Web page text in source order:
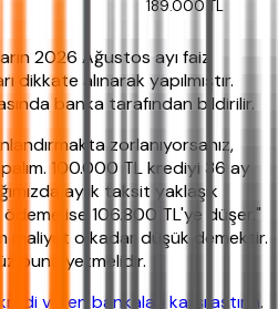
189.000 TL
2026 Ağustos ayı faiz
dikkate alınarak yapılmıştır.
banka tarafından bildirilir.
zorlanıyorsanız,
100.000 TL krediyi 36 ay
aylık taksit yaklaşık
ödeme ise 106.800 TL'ye düşer."
maliyet o kadar düşük demektir.
buna yetmelidir.
veren bankaları karşılaştırın.